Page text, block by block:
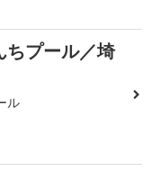
ちプール／埼
ル